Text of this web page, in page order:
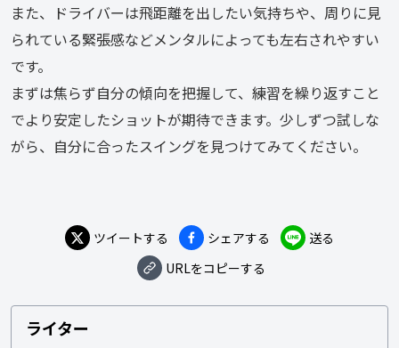
また、ドライバーは飛距離を出したい気持ちや、周りに見
られている緊張感などメンタルによっても左右されやすい
です。
まずは焦らず自分の傾向を把握して、練習を繰り返すこと
でより安定したショットが期待できます。少しずつ試しな
がら、自分に合ったスイングを見つけてみてください。
ツイートする シェアする
送る
URLをコピーする
ライター